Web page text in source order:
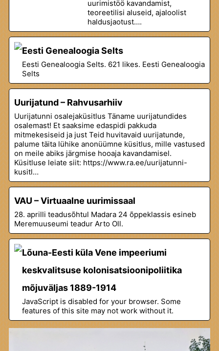
uurimistöö kavandamist,
teoreetilisi aluseid, ajaloolist
haldusjaotust….
Eesti Genealoogia Selts
Eesti Genealoogia Selts. 621 likes. Eesti Genealoogia
Selts
Uurijatund – Rahvusarhiiv
Uurijatunni osalejaküsitlus Täname uurijatundides
osalemast! Et saaksime edaspidi pakkuda
mitmekesiseid ja just Teid huvitavaid uurijatunde,
palume täita lühike anonüümne küsitlus, mille vastused
on meile abiks järgmise hooaja kavandamisel.
Küsitluse leiate siit: https://www.ra.ee/uurijatunni-
kusitl…
VAU – Virtuaalne uurimissaal
28. aprilli teadusõhtul Madara 24 õppeklassis esineb
Meremuuseumi teadur Arto Oll.
Lõuna-Eesti küla Vene impeeriumi
keskvalitsuse kolonisatsioonipoliitika
mõjuväljas 1889-1914
JavaScript is disabled for your browser. Some
features of this site may not work without it.